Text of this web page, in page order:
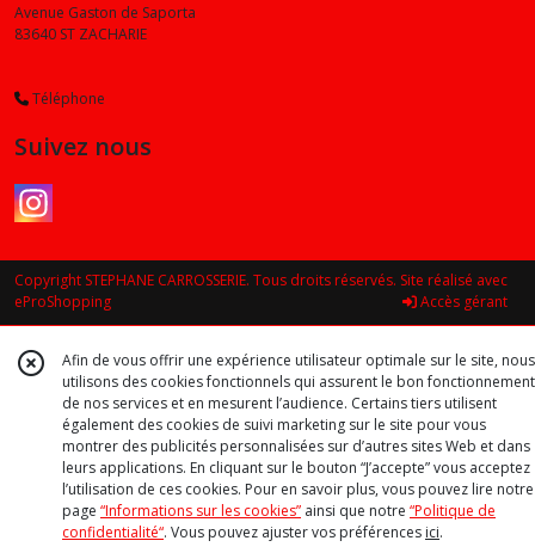
Avenue Gaston de Saporta
83640 ST ZACHARIE
Téléphone
Suivez nous
Copyright STEPHANE CARROSSERIE. Tous droits réservés. Site réalisé avec
eProShopping
Accès gérant
Afin de vous offrir une expérience utilisateur optimale sur le site, nous
utilisons des cookies fonctionnels qui assurent le bon fonctionnement
de nos services et en mesurent l’audience. Certains tiers utilisent
également des cookies de suivi marketing sur le site pour vous
montrer des publicités personnalisées sur d’autres sites Web et dans
leurs applications. En cliquant sur le bouton “J’accepte” vous acceptez
l’utilisation de ces cookies. Pour en savoir plus, vous pouvez lire notre
page “Informations sur les cookies” ainsi que notre “Politique de
confidentialité“. Vous pouvez ajuster vos préférences ici.